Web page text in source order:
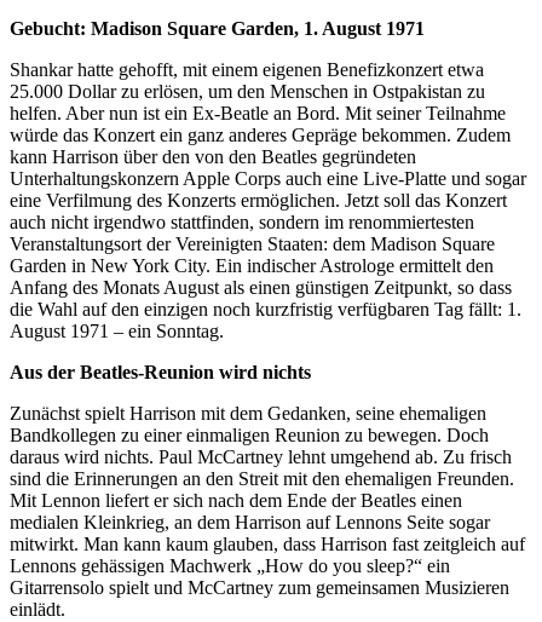
Gebucht: Madison Square Garden, 1. August 1971
Shankar hatte gehofft, mit einem eigenen Benefizkonzert etwa
25.000 Dollar zu erlösen, um den Menschen in Ostpakistan zu
helfen. Aber nun ist ein Ex-Beatle an Bord. Mit seiner Teilnahme
würde das Konzert ein ganz anderes Gepräge bekommen. Zudem
kann Harrison über den von den Beatles gegründeten
Unterhaltungskonzern Apple Corps auch eine Live-Platte und sogar
eine Verfilmung des Konzerts ermöglichen. Jetzt soll das Konzert
auch nicht irgendwo stattfinden, sondern im renommiertesten
Veranstaltungsort der Vereinigten Staaten: dem Madison Square
Garden in New York City. Ein indischer Astrologe ermittelt den
Anfang des Monats August als einen günstigen Zeitpunkt, so dass
die Wahl auf den einzigen noch kurzfristig verfügbaren Tag fällt: 1.
August 1971 – ein Sonntag.
Aus der Beatles-Reunion wird nichts
Zunächst spielt Harrison mit dem Gedanken, seine ehemaligen
Bandkollegen zu einer einmaligen Reunion zu bewegen. Doch
daraus wird nichts. Paul McCartney lehnt umgehend ab. Zu frisch
sind die Erinnerungen an den Streit mit den ehemaligen Freunden.
Mit Lennon liefert er sich nach dem Ende der Beatles einen
medialen Kleinkrieg, an dem Harrison auf Lennons Seite sogar
mitwirkt. Man kann kaum glauben, dass Harrison fast zeitgleich auf
Lennons gehässigen Machwerk „How do you sleep?“ ein
Gitarrensolo spielt und McCartney zum gemeinsamen Musizieren
einlädt.